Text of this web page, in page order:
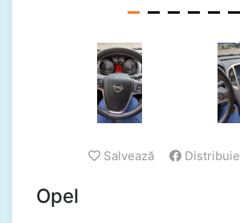
Salvează Distribuie
Opel